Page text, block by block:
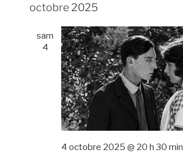
octobre 2025
sam
4
4 octobre 2025 @ 20 h 30 min